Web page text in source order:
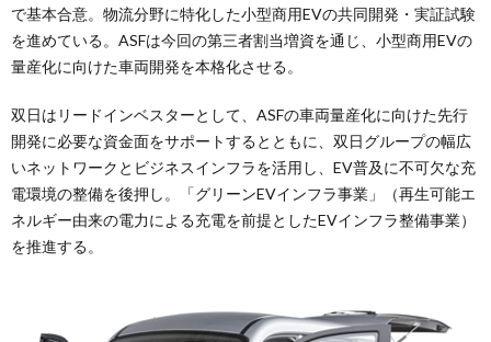
で基本合意。物流分野に特化した小型商用EVの共同開発・実証試験
を進めている。ASFは今回の第三者割当増資を通じ、小型商用EVの
量産化に向けた車両開発を本格化させる。
双日はリードインベスターとして、ASFの車両量産化に向けた先行
開発に必要な資金面をサポートするとともに、双日グループの幅広
いネットワークとビジネスインフラを活用し、EV普及に不可欠な充
電環境の整備を後押し。「グリーンEVインフラ事業」（再生可能エ
ネルギー由来の電力による充電を前提としたEVインフラ整備事業）
を推進する。